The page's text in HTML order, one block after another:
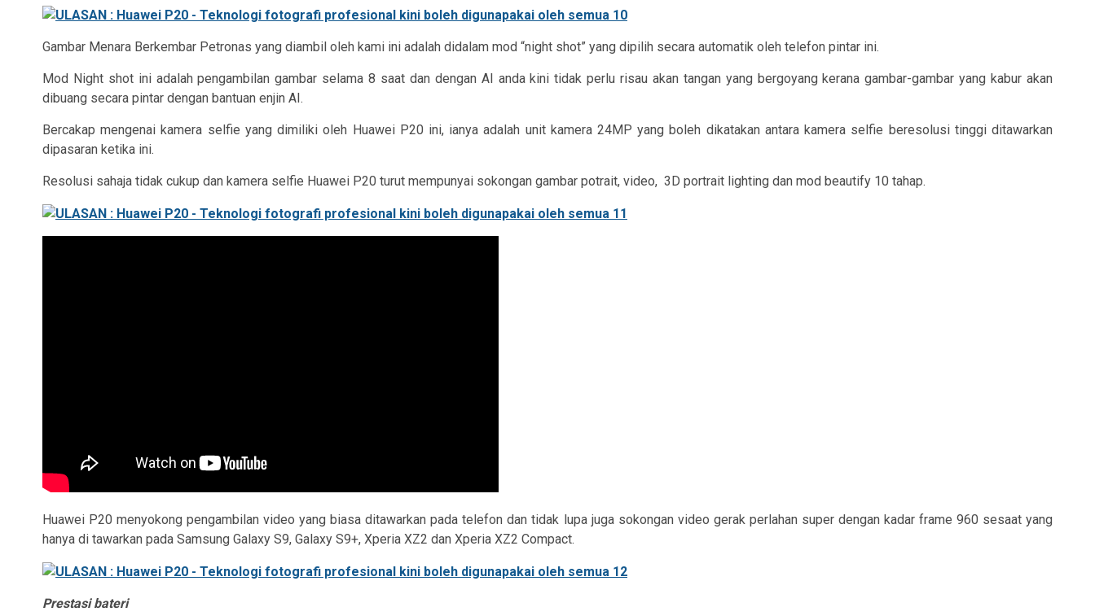
Gambar Menara Berkembar Petronas yang diambil oleh kami ini adalah didalam mod “night shot” yang dipilih secara automatik oleh telefon pintar ini.
Mod Night shot ini adalah pengambilan gambar selama 8 saat dan dengan AI anda kini tidak perlu risau akan tangan yang bergoyang kerana gambar-gambar yang kabur akan
dibuang secara pintar dengan bantuan enjin AI.
Bercakap mengenai kamera selfie yang dimiliki oleh Huawei P20 ini, ianya adalah unit kamera 24MP yang boleh dikatakan antara kamera selfie beresolusi tinggi ditawarkan
dipasaran ketika ini.
Resolusi sahaja tidak cukup dan kamera selfie Huawei P20 turut mempunyai sokongan gambar potrait, video, 3D portrait lighting dan mod beautify 10 tahap.
Huawei P20 menyokong pengambilan video yang biasa ditawarkan pada telefon dan tidak lupa juga sokongan video gerak perlahan super dengan kadar frame 960 sesaat yang
hanya di tawarkan pada Samsung Galaxy S9, Galaxy S9+, Xperia XZ2 dan Xperia XZ2 Compact.
Prestasi bateri